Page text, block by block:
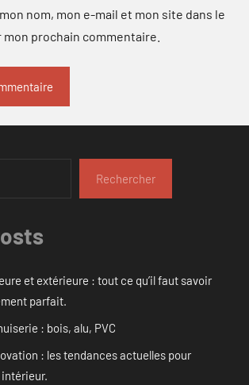
nom, mon e-mail et mon site dans le
prochain commentaire.
Rechercher
et extérieure : tout ce qu’il faut savoir
parfait.
: bois, alu, PVC
: les tendances actuelles pour